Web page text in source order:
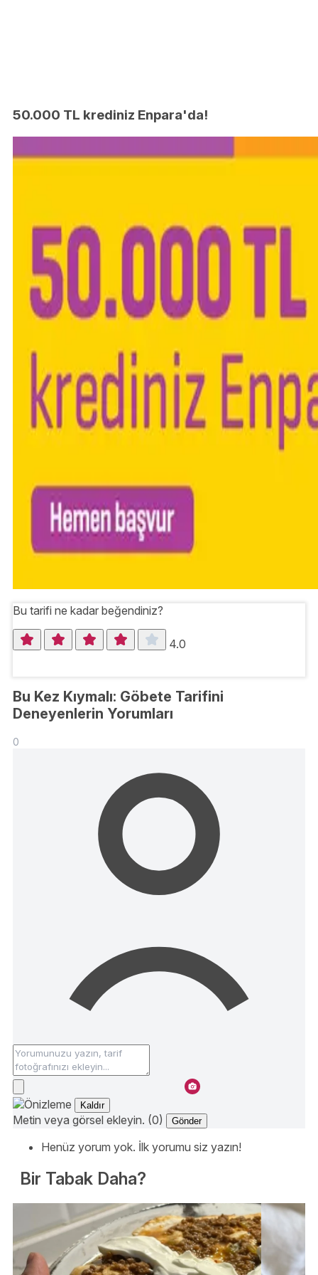
50.000 TL krediniz Enpara'da!
Bu tarifi ne kadar beğendiniz?
4.0
Bu Kez Kıymalı: Göbete Tarifini
Deneyenlerin Yorumları
0
Kaldır
Metin veya görsel ekleyin. (0) Gönder
Henüz yorum yok. İlk yorumu siz yazın!
Bir Tabak Daha?